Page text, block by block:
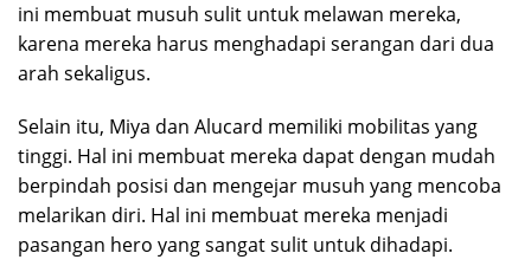
ini membuat musuh sulit untuk melawan mereka,
karena mereka harus menghadapi serangan dari dua
arah sekaligus.
Selain itu, Miya dan Alucard memiliki mobilitas yang
tinggi. Hal ini membuat mereka dapat dengan mudah
berpindah posisi dan mengejar musuh yang mencoba
melarikan diri. Hal ini membuat mereka menjadi
pasangan hero yang sangat sulit untuk dihadapi.